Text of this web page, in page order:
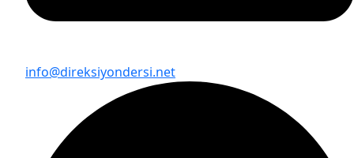
info@direksiyondersi.net